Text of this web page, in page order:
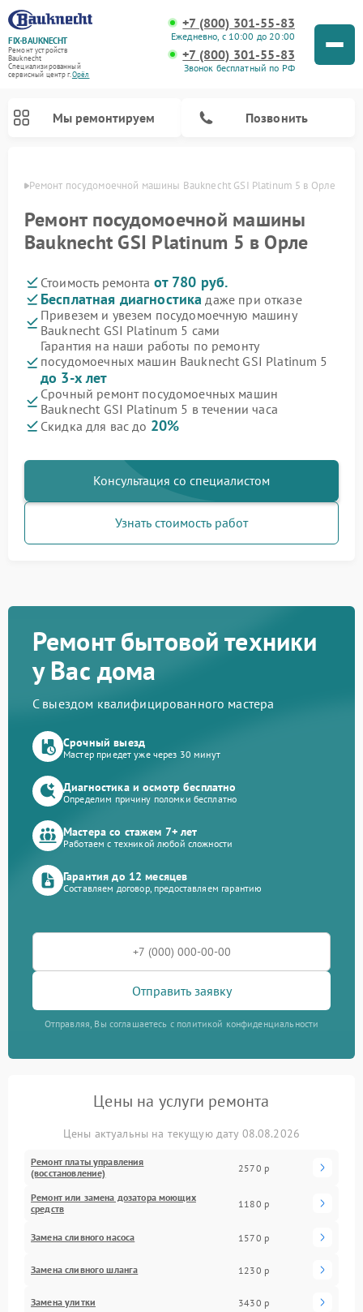
FIX-BAUKNECHT
Ремонт устройств
Bauknecht
Специализированный
cервисный центр г.Орёл
+7 (800) 301-55-83
Ежедневно, с 10:00 до 20:00
+7 (800) 301-55-83
Звонок бесплатный по РФ
Мы ремонтируем Позвонить
Ремонт посудомоечной машины Bauknecht GSI Platinum 5 в Орле
Ремонт посудомоечной машины
Bauknecht GSI Platinum 5 в Орле
Стоимость ремонта от 780 руб.
Бесплатная диагностика даже при отказе
Привезем и увезем посудомоечную машину
Bauknecht GSI Platinum 5 сами
Гарантия на наши работы по ремонту
посудомоечных машин Bauknecht GSI Platinum 5
до 3-х лет
Срочный ремонт посудомоечных машин
Bauknecht GSI Platinum 5 в течении часа
Скидка для вас до 20%
Консультация со специалистом
Узнать стоимость работ
Ремонт бытовой техники
у Вас дома
С выездом квалифицированного мастера
Срочный выезд
Мастер приедет уже через 30 минут
Диагностика и осмотр бесплатно
Определим причину поломки бесплатно
Мастера со стажем 7+ лет
Работаем с техникой любой сложности
Гарантия до 12 месяцев
Составляем договор, предоставляем гарантию
Отправить заявку
Отправляя, Вы соглашаетесь с политикой конфиденциальности
Цены на услуги ремонта
Цены актуальны на текущую дату 08.08.2026
Ремонт платы управления
(восстановление)
2570 р
Ремонт или замена дозатора моющих
средств
1180 р
Замена сливного насоса 1570 р
Замена сливного шланга 1230 р
Замена улитки 3430 р